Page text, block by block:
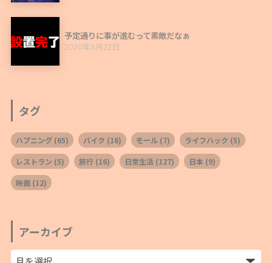
予定通りに事が進むって素敵だなぁ
2020年5月22日
タグ
ハプニング(65) バイク (16) モール(7) ライフハック (5)
レストラン (5) 旅行 (16) 日常生活(127) 日本 (9)
映画(12)
アーカイブ